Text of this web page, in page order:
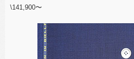
\141,900〜